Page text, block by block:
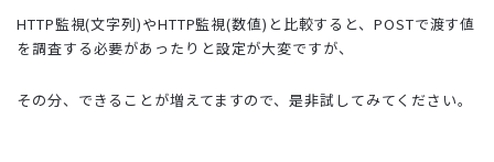
HTTP監視(文字列)やHTTP監視(数値)と比較すると、POSTで渡す値
を調査する必要があったりと設定が大変ですが、
その分、できることが増えてますので、是非試してみてください。